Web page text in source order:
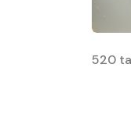
520